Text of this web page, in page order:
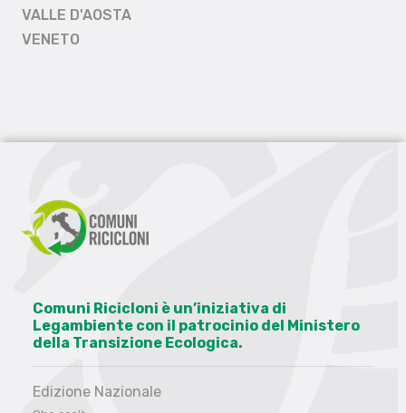
VALLE D'AOSTA
VENETO
Comuni Ricicloni è un’iniziativa di
Legambiente con il patrocinio del Ministero
della Transizione Ecologica.
Edizione Nazionale